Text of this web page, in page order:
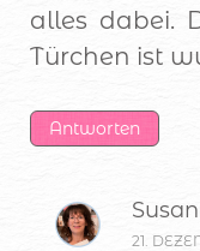
alles dabei.
Türchen ist
Antworten
21.